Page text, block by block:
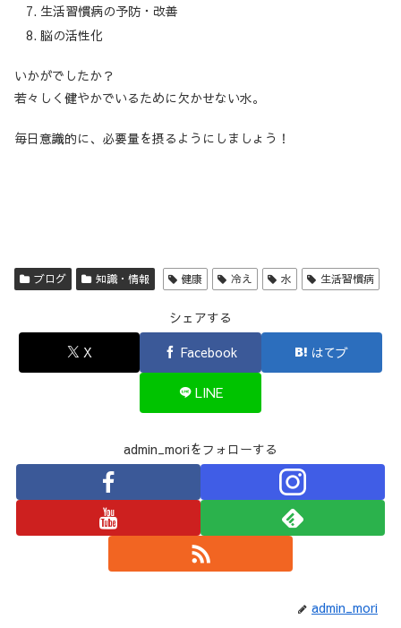
生活習慣病の予防・改善
脳の活性化
いかがでしたか？
若々しく健やかでいるために欠かせない水。
毎日意識的に、必要量を摂るようにしましょう！
ブログ 知識・情報 健康 冷え 水 生活習慣病
シェアする
X
Facebook はてブ
LINE
admin_moriをフォローする
admin_mori